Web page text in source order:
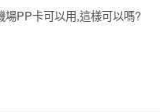
場PP卡可以用,這樣可以嗎?